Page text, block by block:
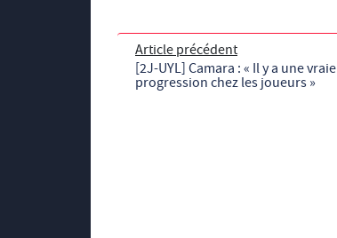
Article précédent
[2J-UYL] Camara : « Il y a une vraie
progression chez les joueurs »